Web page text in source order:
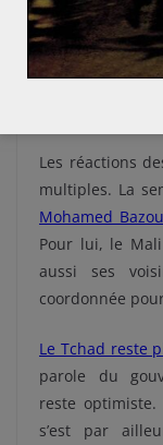
Les réactions
multiples. La
Mohamed
Pour lui, le
aussi ses
coordonnée
Le Tchad reste
parole du
reste
s’est par